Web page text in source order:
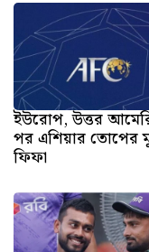
ইউরোপ, উত্তর
পর এশিয়ার তোপের
ফিফা